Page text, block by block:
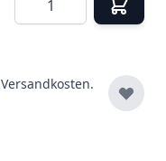
Versandkosten.